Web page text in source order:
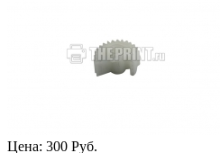
Цена: 300 Руб.